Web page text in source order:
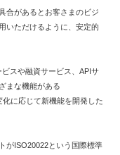
合があるとお客さまのビジ
いただけるように、安定的
スや融資サービス、APIサ
まな機能がある
に応じて新機能を開発した
がISO20022という国際標準